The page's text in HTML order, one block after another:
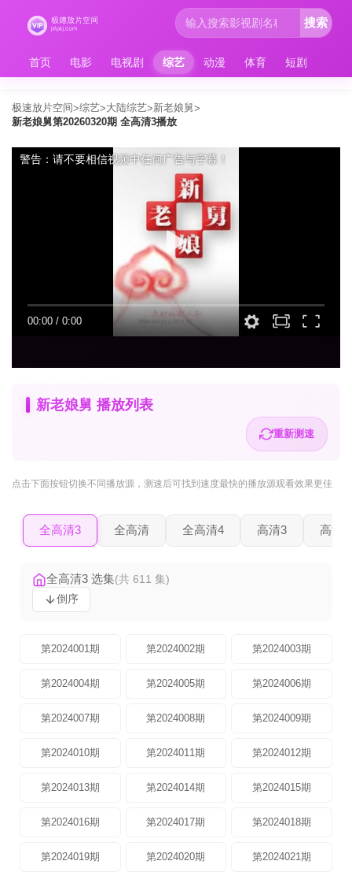
首页 电影 电视剧 综艺 动漫 体育 短剧
搜索
极速放片空间>综艺>大陆综艺>新老娘舅>
新老娘舅第20260320期 全高清3播放
00:00 / 0:00
警告：请不要相信视频中任何广告与字幕！
新老娘舅 播放列表
重新测速
点击下面按钮切换不同播放源 ，测速后可找到速度最快的播放源观看效果更佳
全高清3 全高清 全高清4 高清3 高清2
全高清3 选集(共 611 集)
倒序
第2024001期 第2024002期 第2024003期
第2024004期 第2024005期 第2024006期
第2024007期 第2024008期 第2024009期
第2024010期 第2024011期 第2024012期
第2024013期 第2024014期 第2024015期
第2024016期 第2024017期 第2024018期
第2024019期 第2024020期 第2024021期